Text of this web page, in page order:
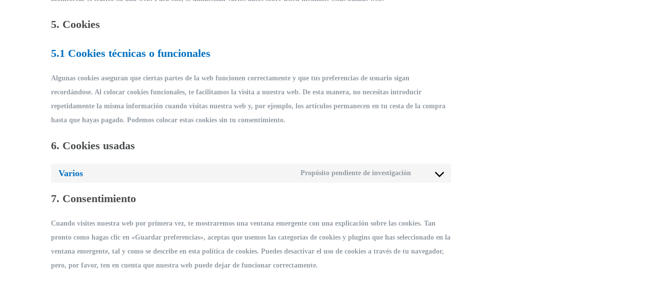
5. Cookies
5.1 Cookies técnicas o funcionales
Algunas cookies aseguran que ciertas partes de la web funcionen correctamente y que tus preferencias de usuario sigan
recordándose. Al colocar cookies funcionales, te facilitamos la visita a nuestra web. De esta manera, no necesitas introducir
repetidamente la misma información cuando visitas nuestra web y, por ejemplo, los artículos permanecen en tu cesta de la compra
hasta que hayas pagado. Podemos colocar estas cookies sin tu consentimiento.
6. Cookies usadas
Varios Propósito pendiente de investigaciónConsent
7. Consentimiento
Cuando visites nuestra web por primera vez, te mostraremos una ventana emergente con una explicación sobre las cookies. Tan
pronto como hagas clic en «Guardar preferencias», aceptas que usemos las categorías de cookies y plugins que has seleccionado en la
ventana emergente, tal y como se describe en esta política de cookies. Puedes desactivar el uso de cookies a través de tu navegador,
pero, por favor, ten en cuenta que nuestra web puede dejar de funcionar correctamente.